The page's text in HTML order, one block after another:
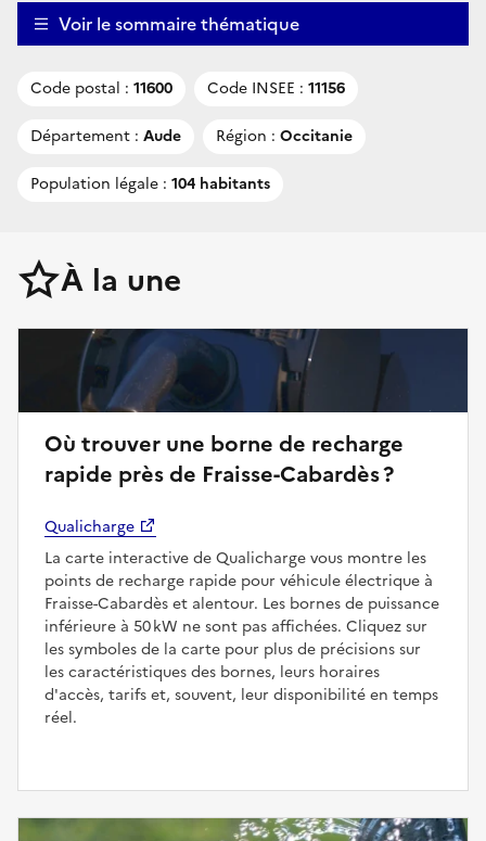
Voir le sommaire thématique
Code postal : 11600 Code INSEE : 11156
Département : Aude Région : Occitanie
Population légale : 104 habitants
À la une
Où trouver une borne de recharge
rapide près de Fraisse-Cabardès ?
Qualicharge
La carte interactive de Qualicharge vous montre les
points de recharge rapide pour véhicule électrique à
Fraisse-Cabardès et alentour. Les bornes de puissance
inférieure à 50 kW ne sont pas affichées. Cliquez sur
les symboles de la carte pour plus de précisions sur
les caractéristiques des bornes, leurs horaires
d'accès, tarifs et, souvent, leur disponibilité en temps
réel.